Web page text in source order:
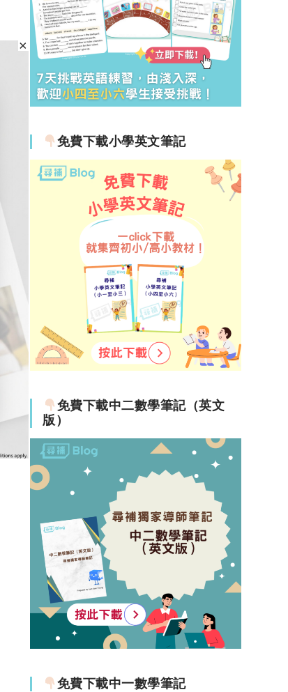
免費下載小學英文筆記
免費下載中二數學筆記（英文
版）
免費下載中一數學筆記